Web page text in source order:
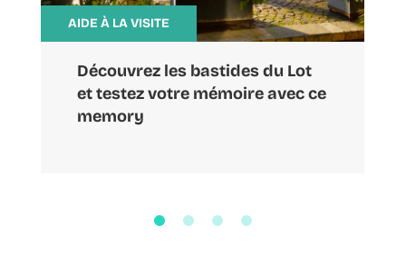
AIDE À LA VISITE
Découvrez les bastides du Lot
et testez votre mémoire avec ce
memory